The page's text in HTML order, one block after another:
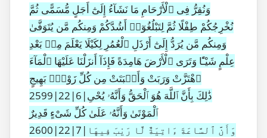
وَنُقِرُّ فِى ٱلْأَرْحَامِ مَا نَشَآءُ إِلَىٰٓ أَجَلٍ مُّسَمًّى ثُمَّ
نُخْرِجُكُمْ طِفْلًا ثُمَّ لِتَبْلُغُوٓا۟ أَشُدَّكُمْ وَمِنكُم مَّن يُتَوَفَّىٰ
وَمِنكُم مَّن يُرَدُّ إِلَىٰٓ أَرْذَلِ ٱلْعُمُرِ لِكَيْلَا يَعْلَمَ مِنۢ بَعْدِ
عِلْمٍ شَيْـًٔا وَتَرَى ٱلْأَرْضَ هَامِدَةً فَإِذَآ أَنزَلْنَا عَلَيْهَا ٱلْمَآءَ
ٱهْتَزَّتْ وَرَبَتْ وَأَنۢبَتَتْ مِن كُلِّ زَوْجٍۭ بَهِيجٍ
2599|22|6|ذَٰلِكَ بِأَنَّ ٱللَّهَ هُوَ ٱلْحَقُّ وَأَنَّهُۥ يُحْىِ
ٱلْمَوْتَىٰ وَأَنَّهُۥ عَلَىٰ كُلِّ شَىْءٍ قَدِيرٌ
2600|22|7|وَأَنَّ ٱلسَّاعَةَ ءَاتِيَةٌ لَّا رَيْبَ فِيهَا